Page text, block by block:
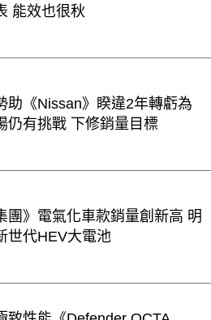
能效也很秋
助《Nissan》睽違2年轉虧為
仍有挑戰 下修銷量目標
團》電氣化車款銷量創新高 明
世代HEV大電池